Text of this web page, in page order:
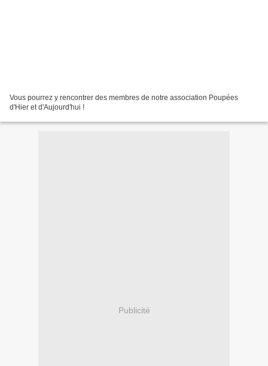
Vous pourrez y rencontrer des membres de notre association Poupées
d'Hier et d'Aujourd'hui !
Publicité